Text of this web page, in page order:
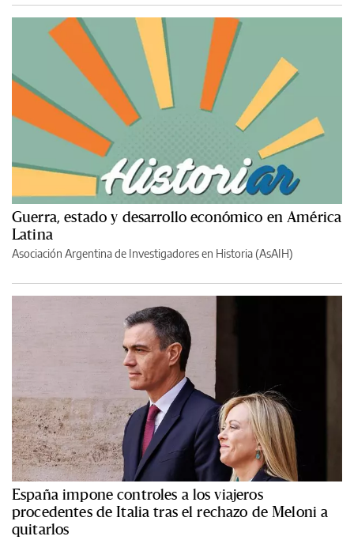
Guerra, estado y desarrollo económico en América
Latina
Asociación Argentina de Investigadores en Historia (AsAIH)
España impone controles a los viajeros
procedentes de Italia tras el rechazo de Meloni a
quitarlos